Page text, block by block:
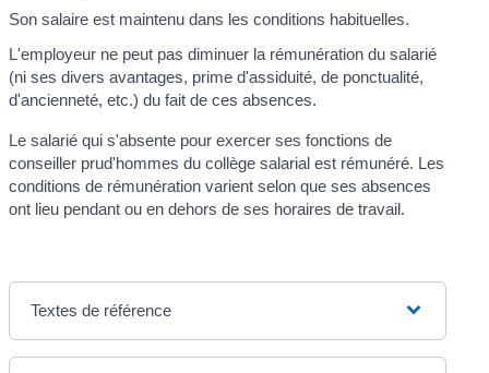
Son salaire est maintenu dans les conditions habituelles.
L'employeur ne peut pas diminuer la rémunération du salarié
(ni ses divers avantages, prime d'assiduité, de ponctualité,
d'ancienneté, etc.) du fait de ces absences.
Le salarié qui s'absente pour exercer ses fonctions de
conseiller prud'hommes du collège salarial est rémunéré. Les
conditions de rémunération varient selon que ses absences
ont lieu pendant ou en dehors de ses horaires de travail.
Textes de référence